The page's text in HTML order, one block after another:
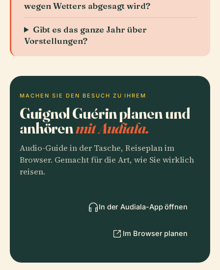
wegen Wetters abgesagt wird?
Gibt es das ganze Jahr über
Vorstellungen?
MACHEN SIE DEN BESUCH ZU IHREM
Guignol Guérin planen und
anhörenmit Audiala.
Audio-Guide in der Tasche, Reiseplan im
Browser. Gemacht für die Art, wie Sie wirklich
reisen.
In der Audiala-App öffnen
Im Browser planen